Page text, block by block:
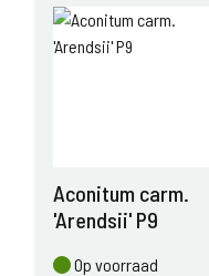
Aconitum carm.
'Arendsii' P9
Op voorraad
Op voorraad